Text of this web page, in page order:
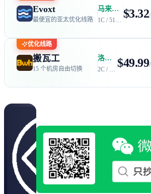
Evoxt
最便宜的亚太优化线路
马来西亚 | 电信 GIA + 联通 9929 | 优惠码：AFF2377-DEV
1C / 512MB / 5GB SSD / 150GB 流量 $3.32
优化线路
搬瓦工
15 个机房自由切换
洛杉矶 DC6 机房 | 电信 / 联通 CN2 GIA + 移动 CMIN2
2C / 2GB / 40GB SSD / 2.5TB 流量 $49.99